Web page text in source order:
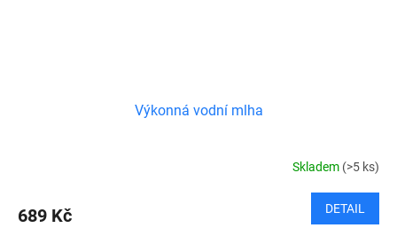
Výkonná vodní mlha
Skladem (>5 ks)
689 Kč DETAIL